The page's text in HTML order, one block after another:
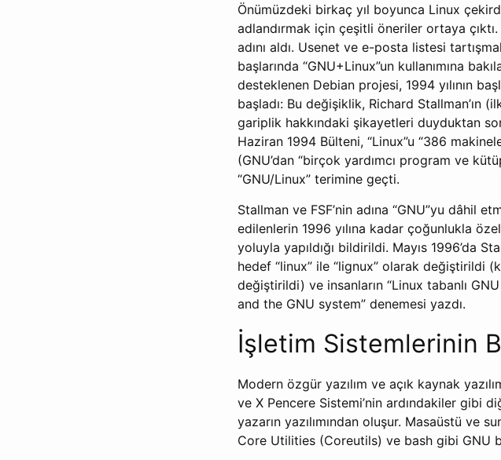
Önümüzdeki birkaç yıl boyunca Linux
adlandırmak için çeşitli öneriler ortaya çıktı.
adını aldı. Usenet ve e-posta listesi
başlarında “GNU+Linux”un kullanımına
desteklenen Debian projesi, 1994 yılının
başladı: Bu değişiklik, Richard Stallman’ın
gariplik hakkındaki şikayetleri duyduktan
Haziran 1994 Bülteni, “Linux”u “386
(GNU’dan “birçok yardımcı program ve
“GNU/Linux” terimine geçti.
Stallman ve FSF’nin adına “GNU”yu dâhil
edilenlerin 1996 yılına kadar çoğunlukla
yoluyla yapıldığı bildirildi. Mayıs 1996’da
hedef “linux” ile “lignux” olarak değiştirildi
değiştirildi) ve insanların “Linux tabanlı
and the GNU system” denemesi yazdı.
İşletim Sistemlerinin
Modern özgür yazılım ve açık kaynak
ve X Pencere Sistemi’nin ardındakiler gibi
yazarın yazılımından oluşur. Masaüstü ve
Core Utilities (Coreutils) ve bash gibi GNU